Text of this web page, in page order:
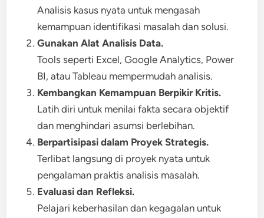
Analisis kasus nyata untuk mengasah
kemampuan identifikasi masalah dan solusi.
Gunakan Alat Analisis Data.
Tools seperti Excel, Google Analytics, Power
BI, atau Tableau mempermudah analisis.
Kembangkan Kemampuan Berpikir Kritis.
Latih diri untuk menilai fakta secara objektif
dan menghindari asumsi berlebihan.
Berpartisipasi dalam Proyek Strategis.
Terlibat langsung di proyek nyata untuk
pengalaman praktis analisis masalah.
Evaluasi dan Refleksi.
Pelajari keberhasilan dan kegagalan untuk